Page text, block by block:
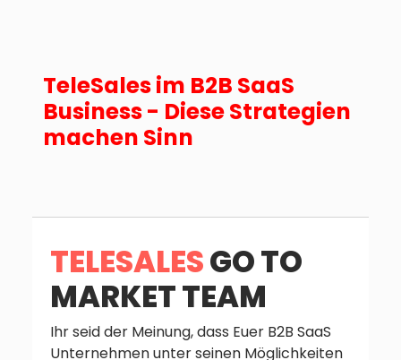
TeleSales im B2B SaaS
Business - Diese Strategien
machen Sinn
TELESALESGO TO
MARKET TEAM
Ihr seid der Meinung, dass Euer B2B SaaS
Unternehmen unter seinen Möglichkeiten